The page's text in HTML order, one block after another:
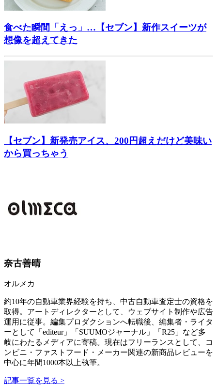
食べた瞬間「えっ」…【セブン】新作スイーツが
想像を超えてきた
【セブン】新発売アイス、200円超えだけど美味い
から買っちゃう
奈古善晴
オルメカ
約10年の自動車業界経験を持ち、中古自動車査定士の資格を
取得。アートディレクターとして、ウェブサイト制作や広告
運用に従事。編集プロダクションへ転職後、編集者・ライタ
ーとして「editeur」「SUUMOジャーナル」「R25」など多
岐にわたるメディアに寄稿。現在はフリーランスとして、コ
ンビニ・ファストフード・メーカー関連の新商品レビューを
中心に年間1000本以上執筆。
記事一覧を見る >